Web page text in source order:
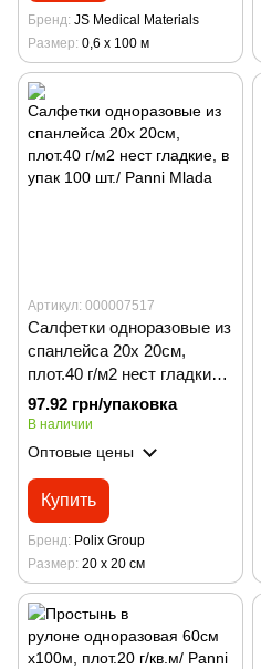
Бренд JS Medical Materials
Размер 0,6 х 100 м
Артикул: 000007517
Салфетки одноразовые из
спанлейса 20х 20см,
плот.40 г/м2 нест гладкие,
в упак 100 шт./ Panni Mladа
97.92 грн/упаковка
В наличии
Оптовые цены
Купить
Бренд Polix Group
Размер 20 х 20 см